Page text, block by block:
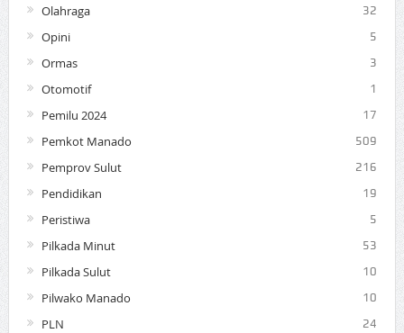
Olahraga 32
Opini 5
Ormas 3
Otomotif 1
Pemilu 2024 17
Pemkot Manado 509
Pemprov Sulut 216
Pendidikan 19
Peristiwa 5
Pilkada Minut 53
Pilkada Sulut 10
Pilwako Manado 10
PLN 24